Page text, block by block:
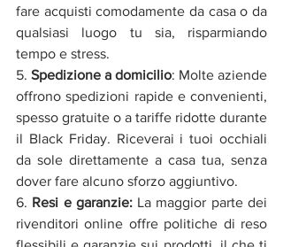
fare acquisti comodamente da casa o da
qualsiasi luogo tu sia, risparmiando
tempo e stress.
5. Spedizione a domicilio: Molte aziende
offrono spedizioni rapide e convenienti,
spesso gratuite o a tariffe ridotte durante
il Black Friday. Riceverai i tuoi occhiali
da sole direttamente a casa tua, senza
dover fare alcuno sforzo aggiuntivo.
6. Resi e garanzie: La maggior parte dei
rivenditori online offre politiche di reso